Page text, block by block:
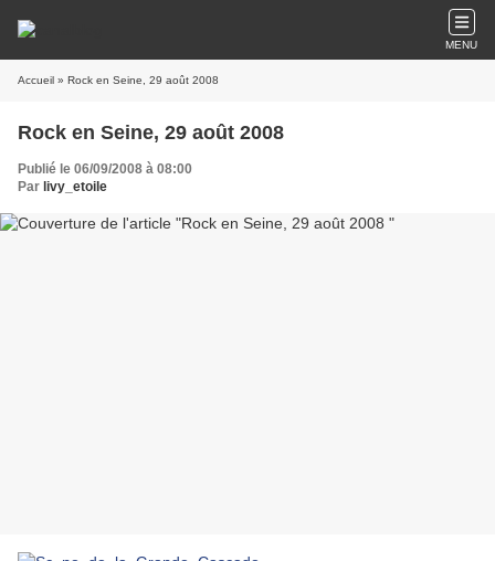
MENU
Accueil » Rock en Seine, 29 août 2008
Rock en Seine, 29 août 2008
Publié le 06/09/2008 à 08:00
Par livy_etoile